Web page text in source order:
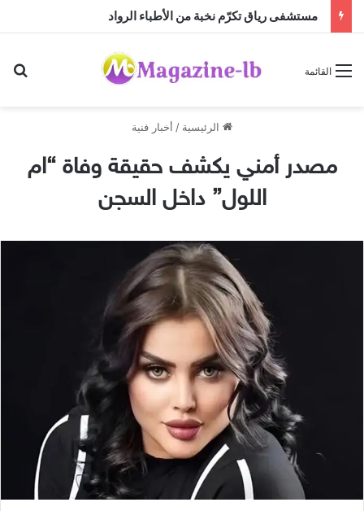
مستشفى رياق تكرّم نخبة من الأطباء الرواد
القائمة
الرئيسية / أخبار فنية
مصدر أمني يكشف حقيقة وفاة “ام
اللول” داخل السجن